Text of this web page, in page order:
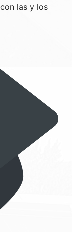
las y los